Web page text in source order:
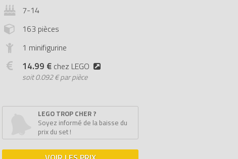
7-14
163 pièces
1 minifigurine
14.99 € chez LEGO
soit0.092 € par pièce
LEGO TROP CHER ?
Soyez informé de la baisse du
prix du set !